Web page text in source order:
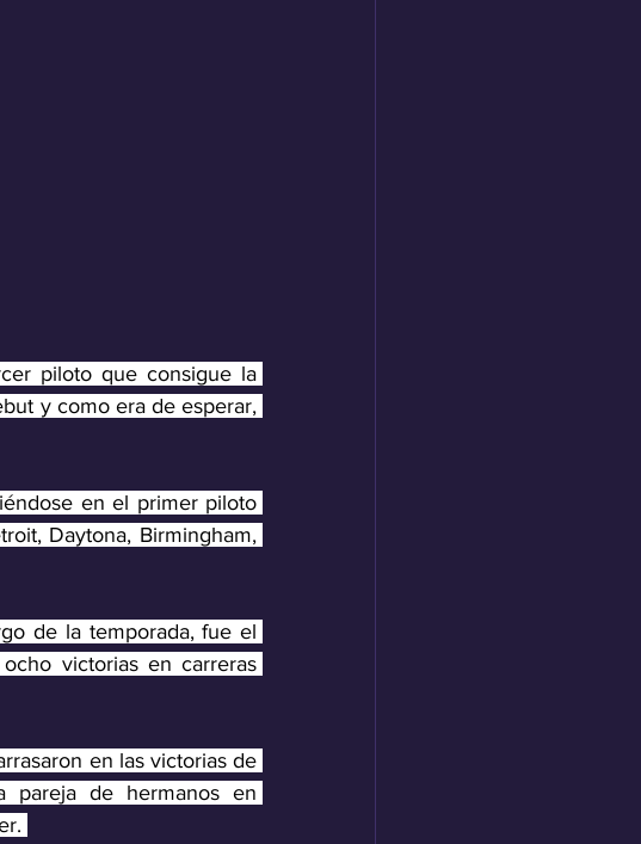
piloto que consigue la
y como era de esperar,
en el primer piloto
Daytona, Birmingham,
de la temporada, fue el
victorias en carreras
en las victorias de
pareja de hermanos en